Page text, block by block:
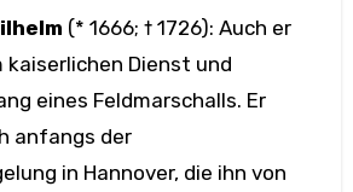
(* 1666; † 1726): Auch er
kaiserlichen Dienst und
eines Feldmarschalls. Er
anfangs der
in Hannover, die ihn von